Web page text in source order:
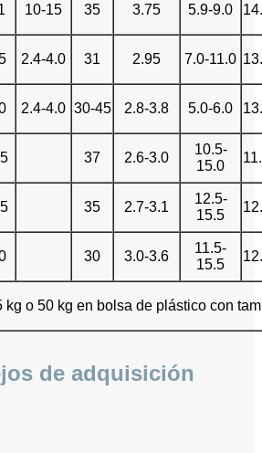
10-15 35 3.75 5.9-9.0
2.4-4.0 31 2.95 7.0-11.0
2.4-4.0 30-45 2.8-3.8 5.0-6.0
37 2.6-3.0
10.5-
15.0
35 2.7-3.1
12.5-
15.5
30 3.0-3.6
11.5-
15.5
kg o 50 kg en bolsa de plástico con
de adquisición